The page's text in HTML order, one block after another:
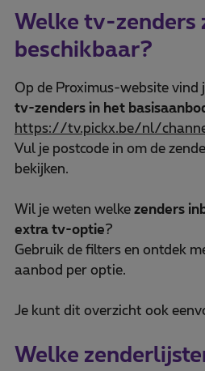
Welke tv-zenders
beschikbaar?
Op de Proximus-website vind
tv-zenders in het
https://tv.pickx.be/nl/
Vul je postcode in om de
bekijken.
Wil je weten welke zenders
extra tv-optie?
Gebruik de filters en ontdek
aanbod per optie.
Je kunt dit overzicht ook
Welke